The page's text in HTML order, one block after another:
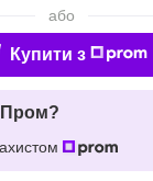
або
Купити з
Пром?